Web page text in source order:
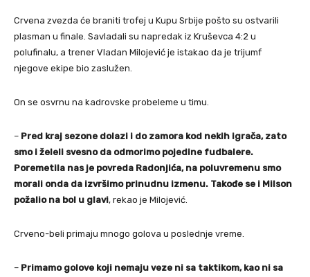
Crvena zvezda će braniti trofej u Kupu Srbije pošto su ostvarili
plasman u finale. Savladali su napredak iz Kruševca 4:2 u
polufinalu, a trener Vladan Milojević je istakao da je trijumf
njegove ekipe bio zaslužen.
On se osvrnu na kadrovske probeleme u timu.
– Pred kraj sezone dolazi i do zamora kod nekih igrača, zato
smo i želeli svesno da odmorimo pojedine fudbalere.
Poremetila nas je povreda Radonjića, na poluvremenu smo
morali onda da izvršimo prinudnu izmenu. Takođe se i Milson
požalio na bol u glavi, rekao je Milojević.
Crveno-beli primaju mnogo golova u poslednje vreme.
– Primamo golove koji nemaju veze ni sa taktikom, kao ni sa